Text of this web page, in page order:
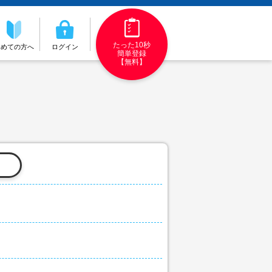
ての方へ ログイン
たった10秒
簡単登録
【無料】